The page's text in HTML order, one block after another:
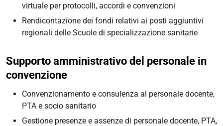
virtuale per protocolli, accordi e convenzioni
Rendicontazione dei fondi relativi ai posti aggiuntivi
regionali delle Scuole di specializzazione sanitarie
Supporto amministrativo del personale in
convenzione
Convenzionamento e consulenza al personale docente,
PTA e socio sanitario
Gestione presenze e assenze di personale docente, PTA,